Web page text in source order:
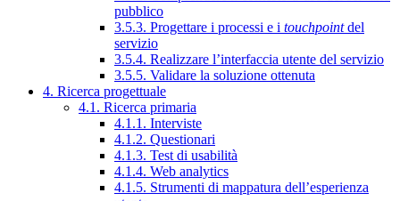
pubblico
3.5.3. Progettare i processi e i touchpointdel
servizio
3.5.4. Realizzare l’interfaccia utente del servizio
3.5.5. Validare la soluzione ottenuta
4. Ricerca progettuale
4.1. Ricerca primaria
4.1.1. Interviste
4.1.2. Questionari
4.1.3. Test di usabilità
4.1.4. Web analytics
4.1.5. Strumenti di mappatura dell’esperienza